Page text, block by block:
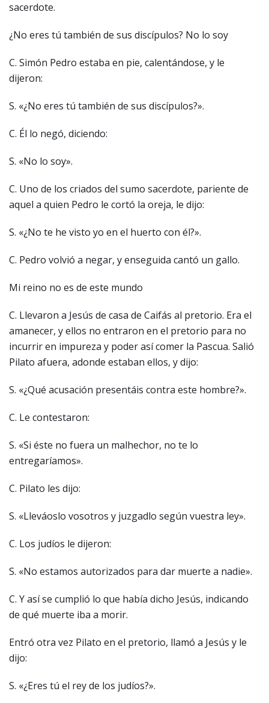
sacerdote.
¿No eres tú también de sus discípulos? No lo soy
C. Simón Pedro estaba en pie, calentándose, y le
dijeron:
S. «¿No eres tú también de sus discípulos?».
C. Él lo negó, diciendo:
S. «No lo soy».
C. Uno de los criados del sumo sacerdote, pariente de
aquel a quien Pedro le cortó la oreja, le dijo:
S. «¿No te he visto yo en el huerto con él?».
C. Pedro volvió a negar, y enseguida cantó un gallo.
Mi reino no es de este mundo
C. Llevaron a Jesús de casa de Caifás al pretorio. Era el
amanecer, y ellos no entraron en el pretorio para no
incurrir en impureza y poder así comer la Pascua. Salió
Pilato afuera, adonde estaban ellos, y dijo:
S. «¿Qué acusación presentáis contra este hombre?».
C. Le contestaron:
S. «Si éste no fuera un malhechor, no te lo
entregaríamos».
C. Pilato les dijo:
S. «Lleváoslo vosotros y juzgadlo según vuestra ley».
C. Los judíos le dijeron:
S. «No estamos autorizados para dar muerte a nadie».
C. Y así se cumplió lo que había dicho Jesús, indicando
de qué muerte iba a morir.
Entró otra vez Pilato en el pretorio, llamó a Jesús y le
dijo:
S. «¿Eres tú el rey de los judíos?».